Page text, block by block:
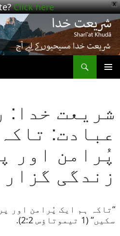
X
Click here!
چھوڑیں
مواد
پر
جائیں
شریعت خدا:
عبادت:
پُرامن اور
زندگی گزار
“تاکہ ہم ایک پُرامن اور
سکیں” (1 تیموتاؤس 2:2).